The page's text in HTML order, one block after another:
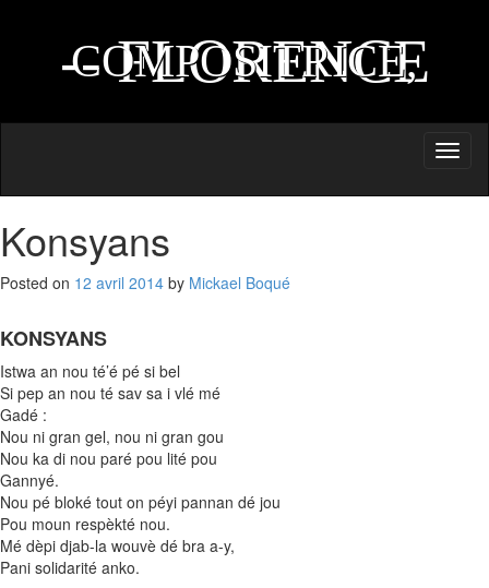
-- FLORENCE
NAPRIX --
COMPOSITRICE,
INTERPRETE
Konsyans
Posted on 12 avril 2014 by Mickael Boqué
KONSYANS
Istwa an nou té’é pé si bel
Si pep an nou té sav sa i vlé mé
Gadé :
Nou ni gran gel, nou ni gran gou
Nou ka di nou paré pou lité pou
Gannyé.
Nou pé bloké tout on péyi pannan dé jou
Pou moun respèkté nou.
Mé dèpi djab-la wouvè dé bra a-y,
Pani solidarité anko.